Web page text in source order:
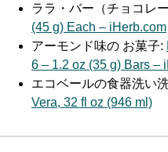
ララ・バー（チョコレ
(45 g) Each – iHerb.com
アーモンド味の お菓子:
6 – 1.2 oz (35 g) Bars –
エコベールの食器洗い
Vera, 32 fl oz (946 ml)